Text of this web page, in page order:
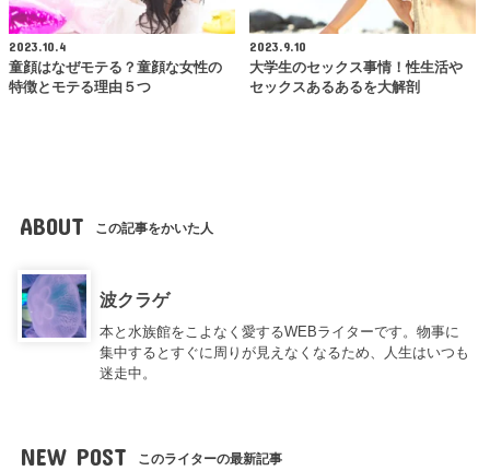
2023.10.4
童顔はなぜモテる？童顔な女性の
特徴とモテる理由５つ
2023.9.10
大学生のセックス事情！性生活や
セックスあるあるを大解剖
ABOUT この記事をかいた人
波クラゲ
本と水族館をこよなく愛するWEBライターです。物事に
集中するとすぐに周りが見えなくなるため、人生はいつも
迷走中。
NEW POST このライターの最新記事